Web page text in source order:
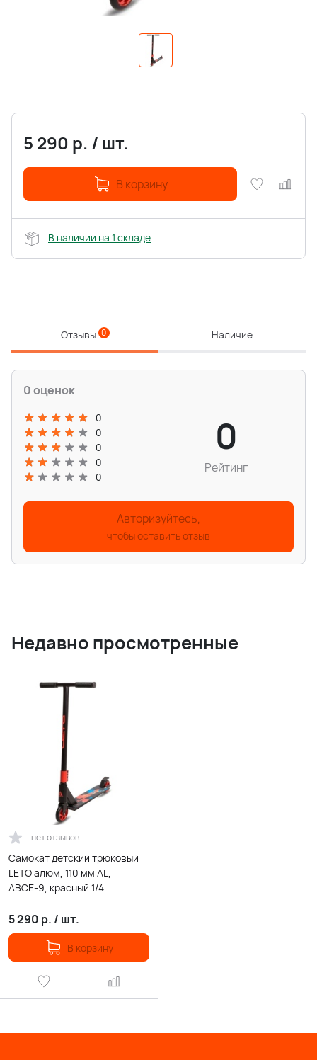
5 290 р. / шт.
В корзину
В наличии на 1 складе
Отзывы 0 Наличие
0 оценок
0
0
0
0
0
0
Рейтинг
Авторизуйтесь,
чтобы оставить отзыв
Недавно просмотренные
нет отзывов
Самокат детский трюковый
LETO алюм, 110 мм AL,
АВСЕ-9, красный 1/4
5 290 р. / шт.
В корзину